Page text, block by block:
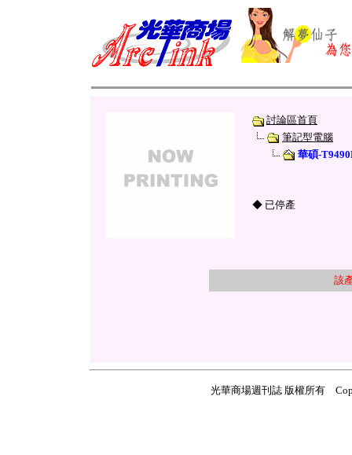
討論區首頁
筆記型電腦
華碩-
◆ 已停產
該
光華商場週刊誌 版權所有